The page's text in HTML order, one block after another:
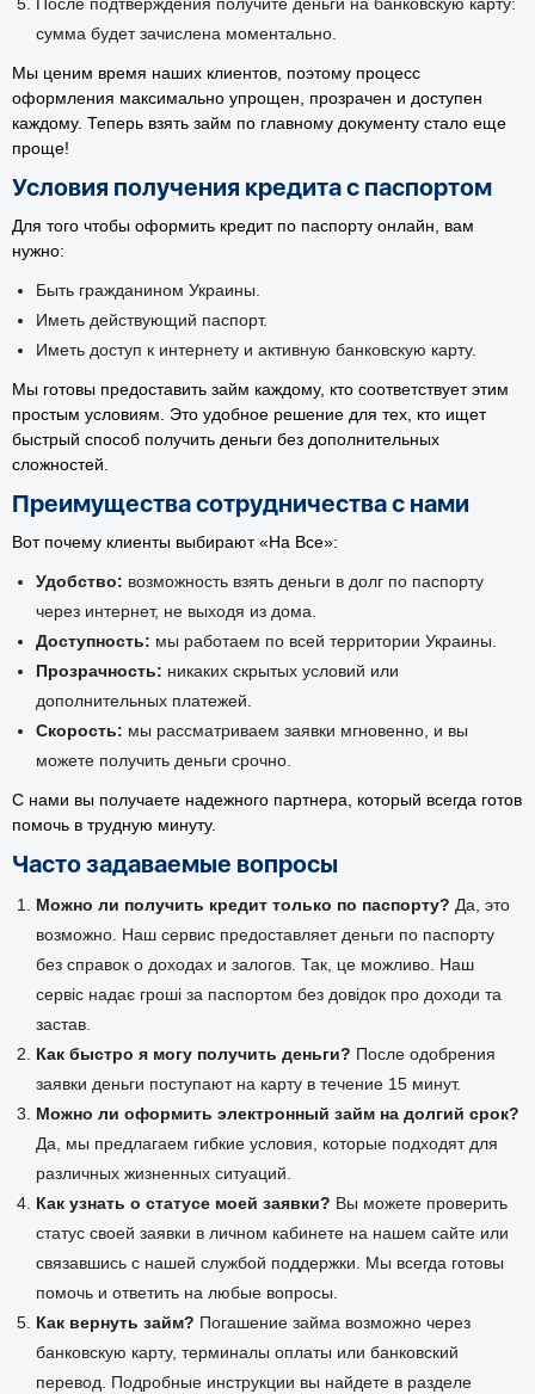
После подтверждения получите деньги на банковскую карту:
сумма будет зачислена моментально.
Мы ценим время наших клиентов, поэтому процесс
оформления максимально упрощен, прозрачен и доступен
каждому. Теперь взять займ по главному документу стало еще
проще!
Условия получения кредита с паспортом
Для того чтобы оформить кредит по паспорту онлайн, вам
нужно:
Быть гражданином Украины.
Иметь действующий паспорт.
Иметь доступ к интернету и активную банковскую карту.
Мы готовы предоставить займ каждому, кто соответствует этим
простым условиям. Это удобное решение для тех, кто ищет
быстрый способ получить деньги без дополнительных
сложностей.
Преимущества сотрудничества с нами
Вот почему клиенты выбирают «На Все»:
Удобство: возможность взять деньги в долг по паспорту
через интернет, не выходя из дома.
Доступность: мы работаем по всей территории Украины.
Прозрачность: никаких скрытых условий или
дополнительных платежей.
Скорость: мы рассматриваем заявки мгновенно, и вы
можете получить деньги срочно.
С нами вы получаете надежного партнера, который всегда готов
помочь в трудную минуту.
Часто задаваемые вопросы
Можно ли получить кредит только по паспорту? Да, это
возможно. Наш сервис предоставляет деньги по паспорту
без справок о доходах и залогов. Так, це можливо. Наш
сервіс надає гроші за паспортом без довідок про доходи та
застав.
Как быстро я могу получить деньги? После одобрения
заявки деньги поступают на карту в течение 15 минут.
Можно ли оформить электронный займ на долгий срок?
Да, мы предлагаем гибкие условия, которые подходят для
различных жизненных ситуаций.
Как узнать о статусе моей заявки? Вы можете проверить
статус своей заявки в личном кабинете на нашем сайте или
связавшись с нашей службой поддержки. Мы всегда готовы
помочь и ответить на любые вопросы.
Как вернуть займ? Погашение займа возможно через
банковскую карту, терминалы оплаты или банковский
перевод. Подробные инструкции вы найдете в разделе